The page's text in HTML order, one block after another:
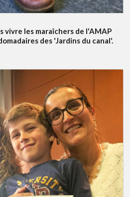
vivre les maraîchers de l'AMAP
des 'Jardins du canal'.